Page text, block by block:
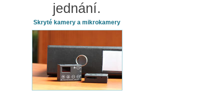
jednání.
Skryté kamery a mikrokamery